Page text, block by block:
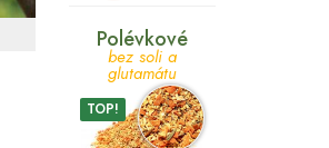
Polévkové
bez soli a
glutamátu
TOP!